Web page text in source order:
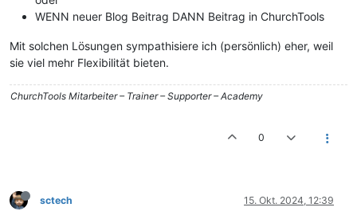
WENN neuer Blog Beitrag DANN Beitrag in ChurchTools
Mit solchen Lösungen sympathisiere ich (persönlich) eher, weil
sie viel mehr Flexibilität bieten.
ChurchTools Mitarbeiter – Trainer – Supporter – Academy
0
sctech 15. Okt. 2024, 12:39